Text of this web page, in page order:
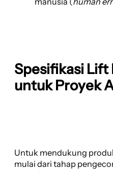
Spesifikasi
untuk Proyek
Untuk mendukung
mulai dari tahap